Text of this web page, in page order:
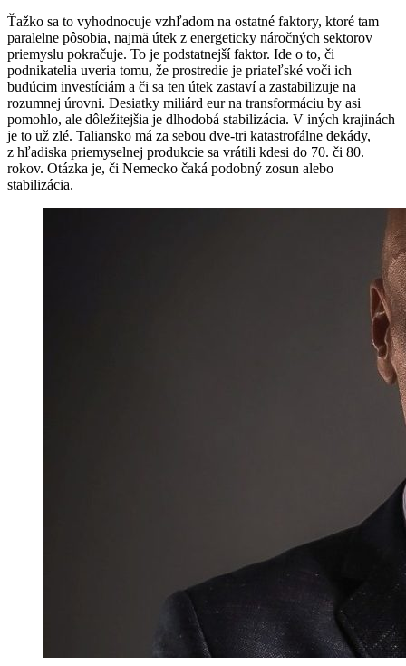
Ťažko sa to vyhodnocuje vzhľadom na ostatné faktory, ktoré tam
paralelne pôsobia, najmä útek z energeticky náročných sektorov
priemyslu pokračuje. To je podstatnejší faktor. Ide o to, či
podnikatelia uveria tomu, že prostredie je priateľské voči ich
budúcim investíciám a či sa ten útek zastaví a zastabilizuje na
rozumnej úrovni. Desiatky miliárd eur na transformáciu by asi
pomohlo, ale dôležitejšia je dlhodobá stabilizácia. V iných krajinách
je to už zlé. Taliansko má za sebou dve-tri katastrofálne dekády,
z hľadiska priemyselnej produkcie sa vrátili kdesi do 70. či 80.
rokov. Otázka je, či Nemecko čaká podobný zosun alebo
stabilizácia.